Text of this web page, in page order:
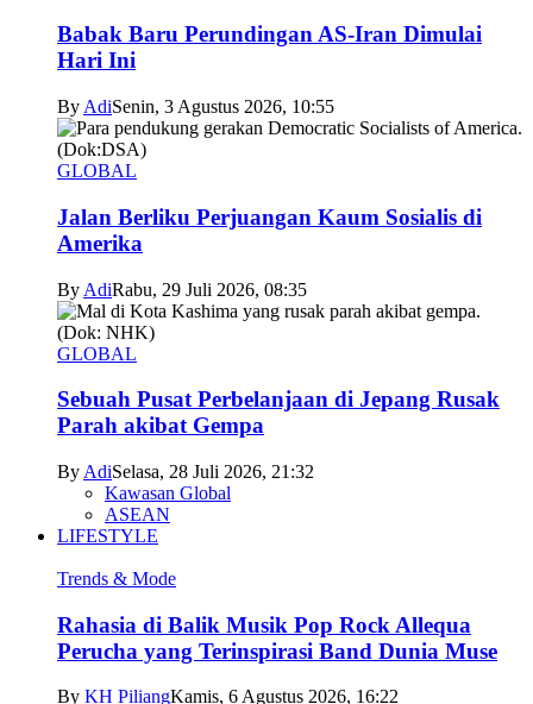
Babak Baru Perundingan AS-Iran Dimulai
Hari Ini
By AdiSenin, 3 Agustus 2026, 10:55
GLOBAL
Jalan Berliku Perjuangan Kaum Sosialis di
Amerika
By AdiRabu, 29 Juli 2026, 08:35
GLOBAL
Sebuah Pusat Perbelanjaan di Jepang Rusak
Parah akibat Gempa
By AdiSelasa, 28 Juli 2026, 21:32
Kawasan Global
ASEAN
LIFESTYLE
Trends & Mode
Rahasia di Balik Musik Pop Rock Allequa
Perucha yang Terinspirasi Band Dunia Muse
By KH PiliangKamis, 6 Agustus 2026, 16:22